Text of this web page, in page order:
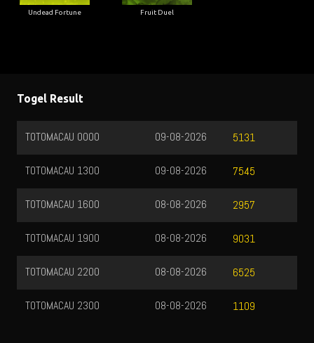
Undead Fortune Fruit Duel
Togel Result
TOTOMACAU 0000 5131
09-08-2026
TOTOMACAU 1300 7545
09-08-2026
TOTOMACAU 1600 2957
08-08-2026
TOTOMACAU 1900 9031
08-08-2026
TOTOMACAU 2200 6525
08-08-2026
TOTOMACAU 2300 1109
08-08-2026